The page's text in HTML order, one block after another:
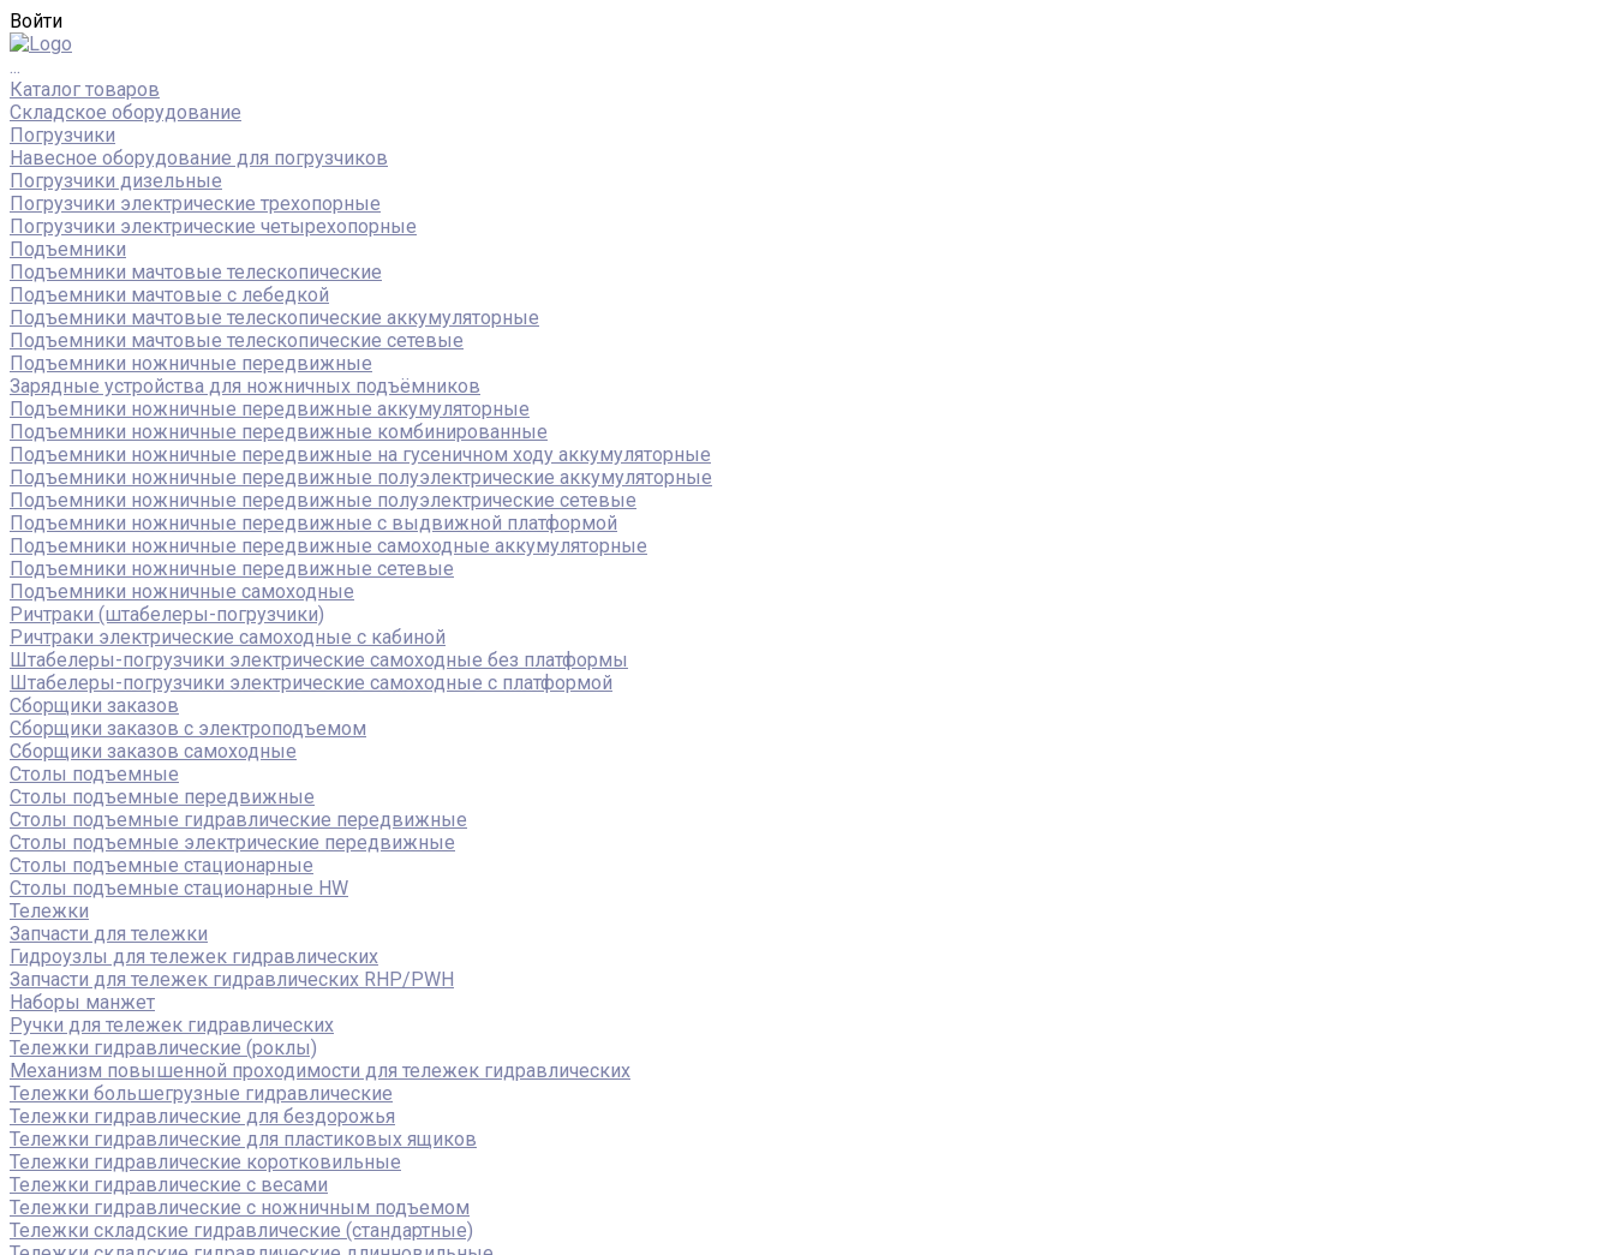
Войти
...
Каталог товаров
Складское оборудование
Погрузчики
Навесное оборудование для погрузчиков
Погрузчики дизельные
Погрузчики электрические трехопорные
Погрузчики электрические четырехопорные
Подъемники
Подъемники мачтовые телескопические
Подъемники мачтовые с лебедкой
Подъемники мачтовые телескопические аккумуляторные
Подъемники мачтовые телескопические сетевые
Подъемники ножничные передвижные
Зарядные устройства для ножничных подъёмников
Подъемники ножничные передвижные аккумуляторные
Подъемники ножничные передвижные комбинированные
Подъемники ножничные передвижные на гусеничном ходу аккумуляторные
Подъемники ножничные передвижные полуэлектрические аккумуляторные
Подъемники ножничные передвижные полуэлектрические сетевые
Подъемники ножничные передвижные с выдвижной платформой
Подъемники ножничные передвижные самоходные аккумуляторные
Подъемники ножничные передвижные сетевые
Подъемники ножничные самоходные
Ричтраки (штабелеры-погрузчики)
Ричтраки электрические самоходные с кабиной
Штабелеры-погрузчики электрические самоходные без платформы
Штабелеры-погрузчики электрические самоходные с платформой
Сборщики заказов
Сборщики заказов с электроподъемом
Сборщики заказов самоходные
Столы подъемные
Столы подъемные передвижные
Столы подъемные гидравлические передвижные
Столы подъемные электрические передвижные
Столы подъемные стационарные
Столы подъемные стационарные HW
Тележки
Запчасти для тележки
Гидроузлы для тележек гидравлических
Запчасти для тележек гидравлических RHP/PWH
Наборы манжет
Ручки для тележек гидравлических
Тележки гидравлические (роклы)
Механизм повышенной проходимости для тележек гидравлических
Тележки большегрузные гидравлические
Тележки гидравлические для бездорожья
Тележки гидравлические для пластиковых ящиков
Тележки гидравлические коротковильные
Тележки гидравлические с весами
Тележки гидравлические с ножничным подъемом
Тележки складские гидравлические (стандартные)